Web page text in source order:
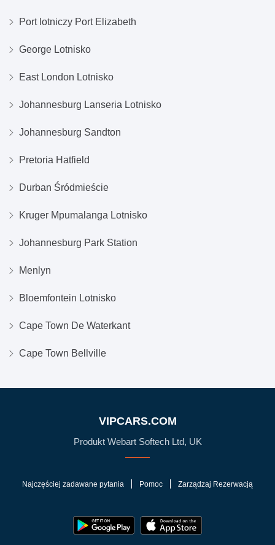
Port lotniczy Port Elizabeth
George Lotnisko
East London Lotnisko
Johannesburg Lanseria Lotnisko
Johannesburg Sandton
Pretoria Hatfield
Durban Śródmieście
Kruger Mpumalanga Lotnisko
Johannesburg Park Station
Menlyn
Bloemfontein Lotnisko
Cape Town De Waterkant
Cape Town Bellville
VIPCARS.COM
Produkt Webart Softech Ltd, UK
Najczęściej zadawane pytania Pomoc Zarządzaj Rezerwacją